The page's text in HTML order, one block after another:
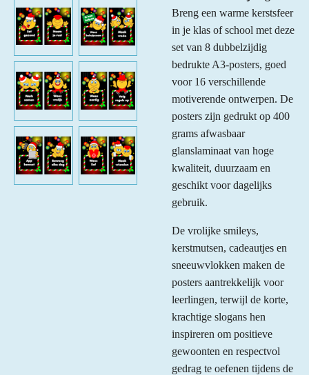
Breng een warme kerstsfeer
in je klas of school met deze
set van 8 dubbelzijdig
bedrukte A3-posters, goed
voor 16 verschillende
motiverende ontwerpen. De
posters zijn gedrukt op 400
grams afwasbaar
glanslaminaat van hoge
kwaliteit, duurzaam en
geschikt voor dagelijks
gebruik.
De vrolijke smileys,
kerstmutsen, cadeautjes en
sneeuwvlokken maken de
posters aantrekkelijk voor
leerlingen, terwijl de korte,
krachtige slogans hen
inspireren om positieve
gewoonten en respectvol
gedrag te oefenen tijdens de